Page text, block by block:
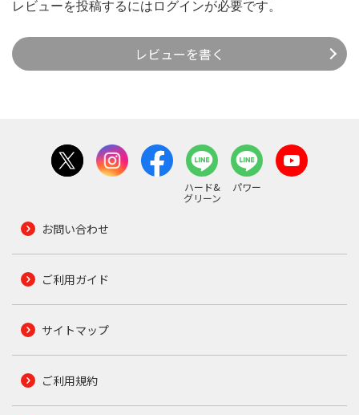
レビューを投稿するには ログインが必要です。
レビューを書く
ハード&
グリーン
パワー
お問い合わせ
ご利用ガイド
サイトマップ
ご利用規約